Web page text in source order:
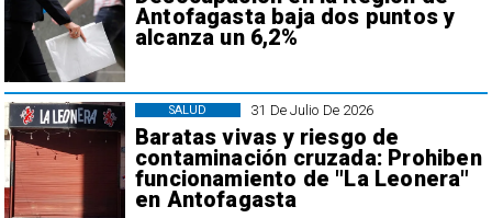
Antofagasta baja dos puntos y
alcanza un 6,2%
31 De Julio De 2026
Baratas vivas y riesgo de
contaminación cruzada: Prohiben
funcionamiento de "La Leonera"
en Antofagasta
SALUD